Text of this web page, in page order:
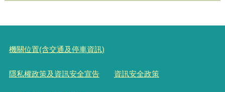
機關位置(含交通及停車資訊)
隱私權政策及資訊安全宣告 資訊安全政策